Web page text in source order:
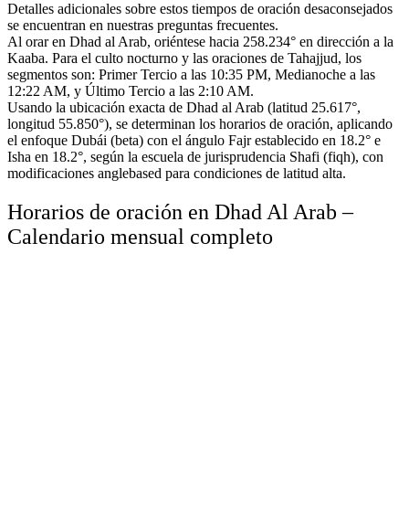
Detalles adicionales sobre estos tiempos de oración desaconsejados
se encuentran en nuestras preguntas frecuentes.
Al orar en Dhad al Arab, oriéntese hacia 258.234° en dirección a la
Kaaba. Para el culto nocturno y las oraciones de Tahajjud, los
segmentos son: Primer Tercio a las 10:35 PM, Medianoche a las
12:22 AM, y Último Tercio a las 2:10 AM.
Usando la ubicación exacta de Dhad al Arab (latitud 25.617°,
longitud 55.850°), se determinan los horarios de oración, aplicando
el enfoque Dubái (beta) con el ángulo Fajr establecido en 18.2° e
Isha en 18.2°, según la escuela de jurisprudencia Shafi (fiqh), con
modificaciones anglebased para condiciones de latitud alta.
Horarios de oración en Dhad Al Arab –
Calendario mensual completo